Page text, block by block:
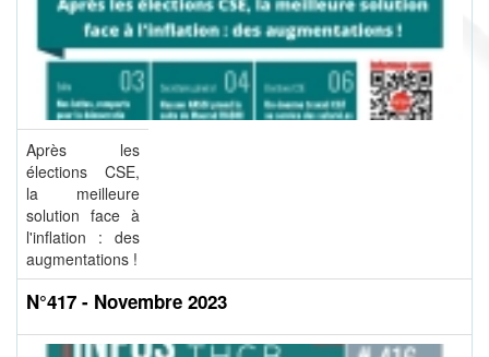
Après les
élections CSE,
la meilleure
solution face à
l'inflation : des
augmentations !
N°417 - Novembre 2023